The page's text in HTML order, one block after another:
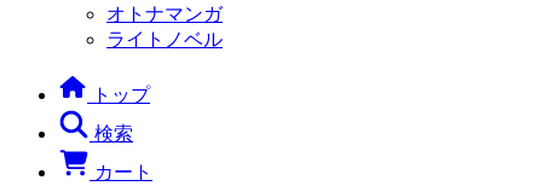
オトナマンガ
ライトノベル
トップ
検索
カート